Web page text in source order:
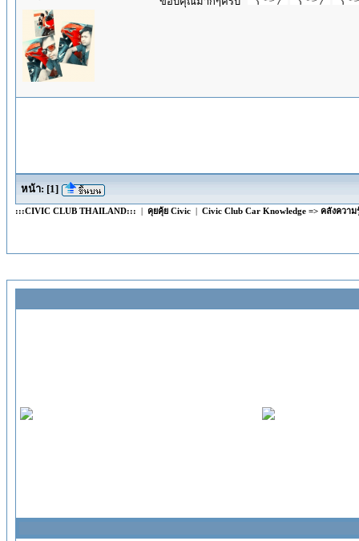
หน้า: [1]
:::CIVIC CLUB THAILAND::: | คุยคุ้ย Civic | Civic Club Car Knowledge => คลังความ